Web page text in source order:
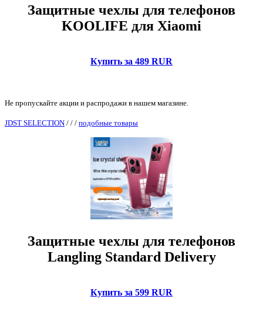
Защитные чехлы для телефонов
KOOLIFE для Xiaomi
Купить за 489 RUR
Не пропускайте акции и распродажи в нашем магазине.
JDST SELECTION / / / подобные товары
Защитные чехлы для телефонов
Langling Standard Delivery
Купить за 599 RUR